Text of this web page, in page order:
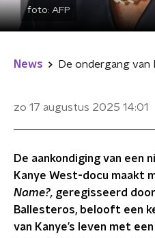
foto: AFP
News
zo 17 augustus 2025 14:01
De aankondiging van een
Kanye West-docu maakt
Name?, geregisseerd
Ballesteros, belooft een
van Kanye’s leven met